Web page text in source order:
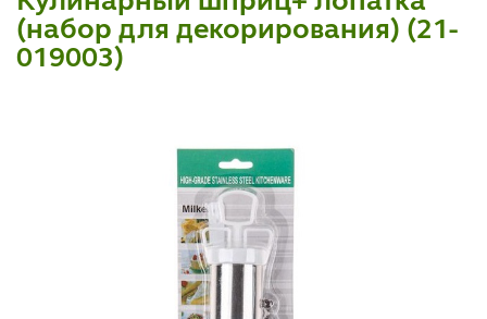
(набор для декорирования) (21-
019003)